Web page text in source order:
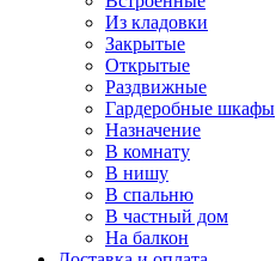
Из кладовки
Закрытые
Открытые
Раздвижные
Гардеробные шкафы
Назначение
В комнату
В нишу
В спальню
В частный дом
На балкон